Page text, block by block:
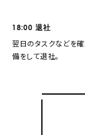
18:00 退社
翌日のタスクなどを確
備をして退社。